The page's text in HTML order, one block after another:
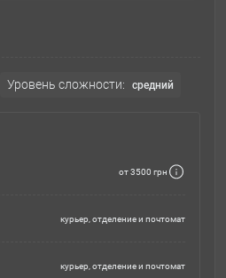
Уровень сложности: cредний
от 3500 грн
курьер, отделение и почтомат
курьер, отделение и почтомат